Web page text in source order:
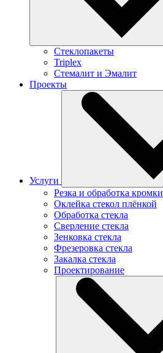
Стеклопакеты
Triplex
Стемалит и Эмалит
Проекты
Услуги
Резка и обработка кромки
Оклейка стекол плёнкой
Обработка стекла
Сверление стекла
Зенковка стекла
Фрезеровка стекла
Закалка стекла
Проектирование